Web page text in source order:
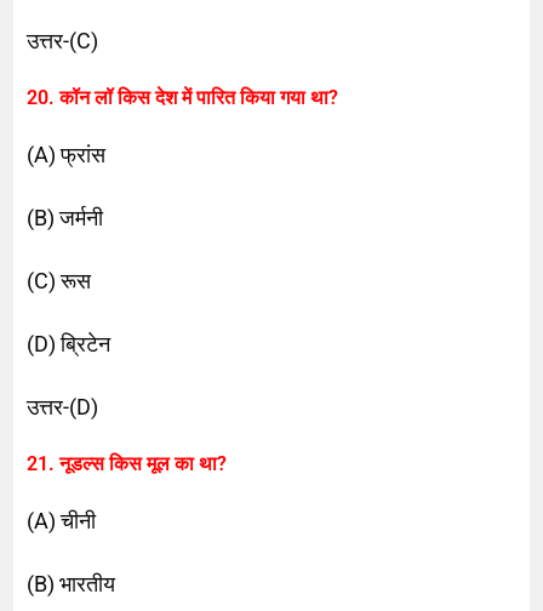
उत्तर-(C)
20. कॉन लॉ किस देश में पारित किया गया था?
(A) फ्रांस
(B) जर्मनी
(C) रूस
(D) ब्रिटेन
उत्तर-(D)
21. नूडल्स किस मूल का था?
(A) चीनी
(B) भारतीय